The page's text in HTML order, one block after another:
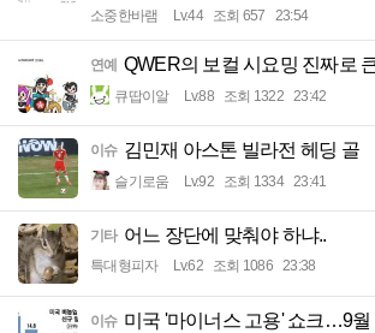
소중한바램 Lv.44 조회 657 23:54
연예 QWER의 보컬 시요밍 진짜로
큐땁이알 Lv.88 조회 1322 23:42
이슈 김민재 아스톤 빌라전 헤딩 골
슬기로움 Lv.92 조회 1334 23:41
기타 어느 장단에 맞춰야 하냐..
특대형피자 Lv.62 조회 1086 23:38
이슈 미국 '마이너스 고용' 쇼크…9월